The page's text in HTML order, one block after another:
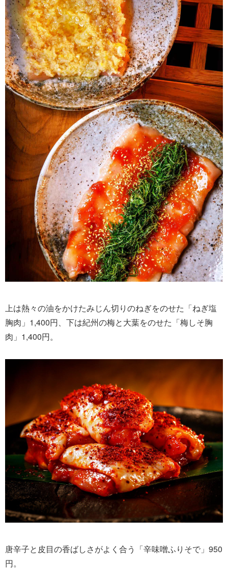
上は熱々の油をかけたみじん切りのねぎをのせた「ねぎ塩
胸肉」1,400円、下は紀州の梅と大葉をのせた「梅しそ胸
肉」1,400円。
唐辛子と皮目の香ばしさがよく合う「辛味噌ふりそで」950
円。